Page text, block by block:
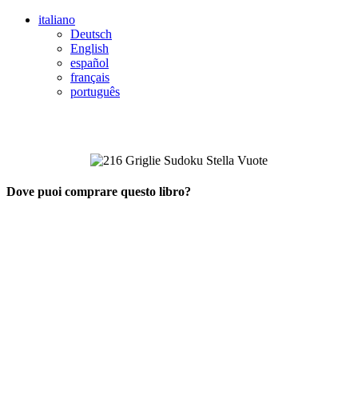
italiano
Deutsch
English
español
français
português
Dove puoi comprare questo libro?